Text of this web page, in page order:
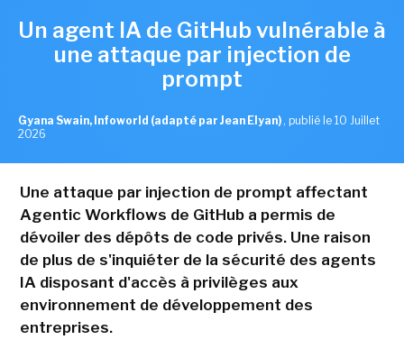
Un agent IA de GitHub vulnérable à
une attaque par injection de
prompt
Gyana Swain, Infoworld (adapté par Jean Elyan) , publié le 10 Juillet
2026
Une attaque par injection de prompt affectant
Agentic Workflows de GitHub a permis de
dévoiler des dépôts de code privés. Une raison
de plus de s'inquiéter de la sécurité des agents
IA disposant d'accès à privilèges aux
environnement de développement des
entreprises.